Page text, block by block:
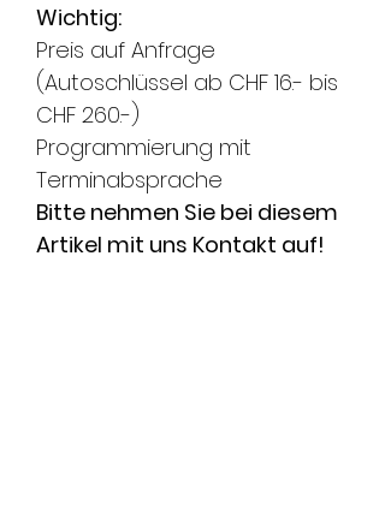
Wichtig:
Preis auf Anfrage
(Autoschlüssel ab CHF 16.- bis
CHF 260.-)
Programmierung mit
Terminabsprache
Bitte nehmen Sie bei diesem
Artikel mit uns Kontakt auf!